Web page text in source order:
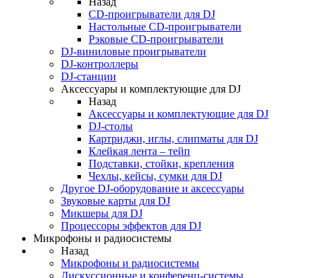
CD-проигрыватели для DJ
Настольные CD-проигрыватели
Рэковые CD-проигрыватели
DJ-виниловые проигрыватели
DJ-контроллеры
DJ-станции
Аксессуары и комплектующие для DJ
Назад
Аксессуары и комплектующие для DJ
DJ-столы
Картриджи, иглы, слипматы для DJ
Клейкая лента – тейп
Подставки, стойки, крепления
Чехлы, кейсы, сумки для DJ
Другое DJ-оборудование и аксессуары
Звуковые карты для DJ
Микшеры для DJ
Процессоры эффектов для DJ
Микрофоны и радиосистемы
Назад
Микрофоны и радиосистемы
Дискуссионные и конференц-системы